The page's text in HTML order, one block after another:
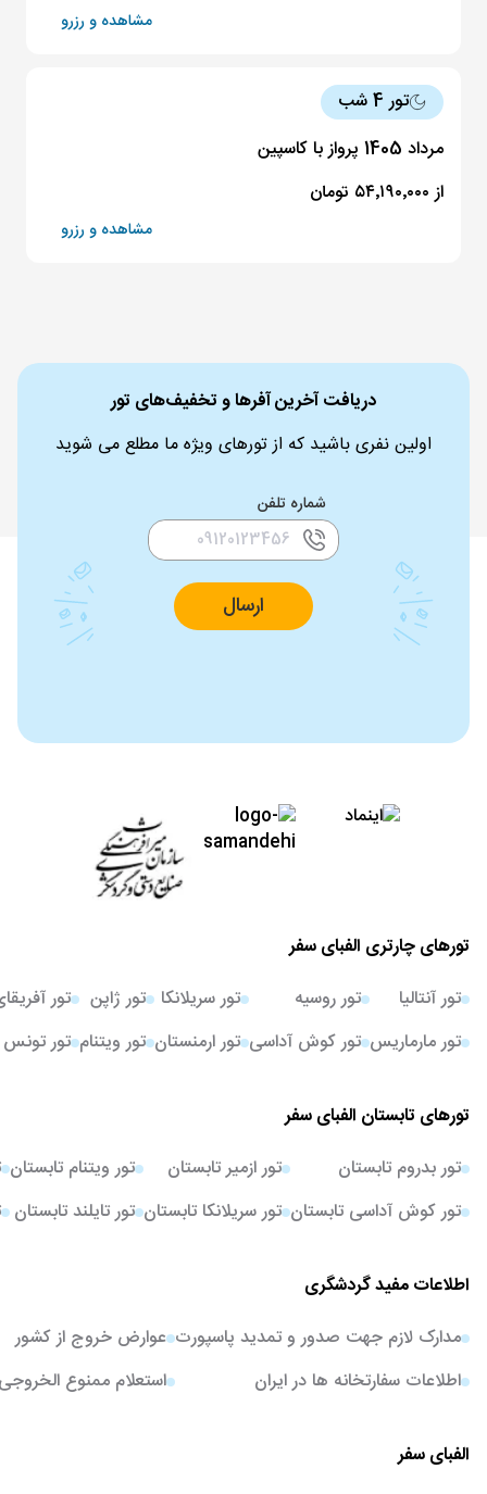
مشاهده و رزرو
تور 4 شب
مرداد 1405 پرواز با کاسپین
از ۵۴٬۱۹۰٬۰۰۰ تومان
مشاهده و رزرو
دریافت آخرین آفرها و تخفیف‌های تور
اولین نفری باشید که از تورهای ویژه ما مطلع می شوید
شماره تلفن
ارسال
تورهای چارتری الفبای سفر
تور آنتالیا
تور مارماریس
تور روسیه
تور کوش آداسی
تور سریلانکا
تور ارمنستان
تور ژاپن
تور ویتنام
تور
تور تونس
تورهای تابستان الفبای سفر
تور بدروم تابستان
تور کوش آداسی تابستان
تور ازمیر تابستان
تور سریلانکا تابستان
تور ویتنام تابستان
تور تایلند تابستان
اطلاعات مفید گردشگری
مدارک لازم جهت صدور و تمدید پاسپورت
اطلاعات سفارتخانه ها در ایران
عوارض خروج از کشور
استعلام ممنوع
الفبای سفر